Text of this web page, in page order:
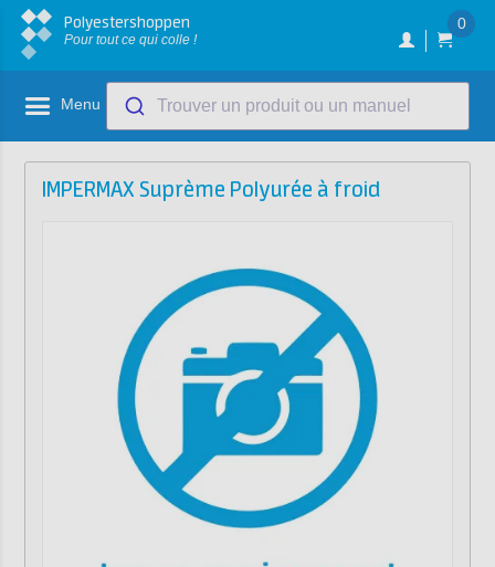
Polyestershoppen
Pour tout ce qui colle !
0
Menu Trouver un produit ou un manuel
IMPERMAX Suprème Polyurée à froid